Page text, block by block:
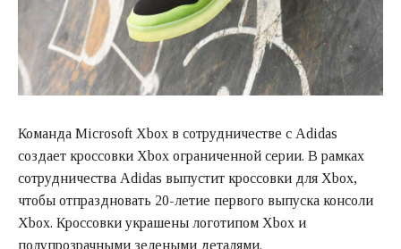
Команда Microsoft Xbox в сотрудничестве с Adidas
создает кроссовки Xbox ограниченной серии. В рамках
сотрудничества Adidas выпустит кроссовки для Xbox,
чтобы отпраздновать 20-летие первого выпуска консоли
Xbox. Кроссовки украшены логотипом Xbox и
полупрозрачными зелеными деталями.